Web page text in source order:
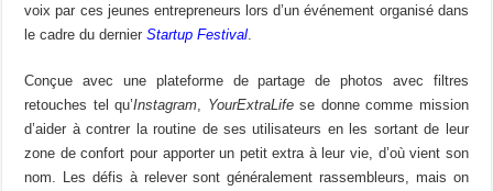
voix par ces jeunes entrepreneurs lors d’un événement organisé dans
le cadre du dernierStartup Festival
Conçue avec une plateforme de partage de photos avec filtres
retouches tel qu’Instagram YourExtraLifese donne comme mission
d’aider à contrer la routine de ses utilisateurs en les sortant de leur
zone de confort pour apporter un petit extra à leur vie, d’où vient son
nom. Les défis à relever sont généralement rassembleurs, mais on